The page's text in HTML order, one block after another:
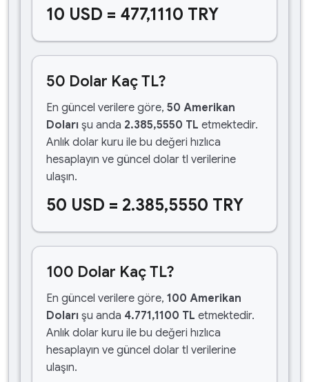
10 USD = 477,1110 TRY
50 Dolar Kaç TL?
En güncel verilere göre, 50 Amerikan
Doları şu anda 2.385,5550 TL etmektedir.
Anlık dolar kuru ile bu değeri hızlıca
hesaplayın ve güncel dolar tl verilerine
ulaşın.
50 USD = 2.385,5550 TRY
100 Dolar Kaç TL?
En güncel verilere göre, 100 Amerikan
Doları şu anda 4.771,1100 TL etmektedir.
Anlık dolar kuru ile bu değeri hızlıca
hesaplayın ve güncel dolar tl verilerine
ulaşın.